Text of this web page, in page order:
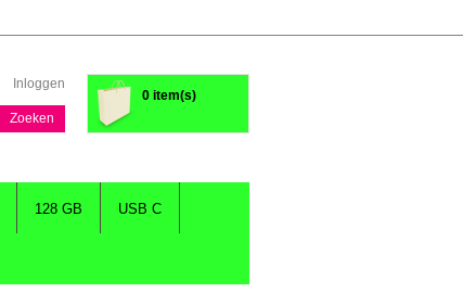
0 item(s)
Inloggen
Zoeken
128 GB USB C